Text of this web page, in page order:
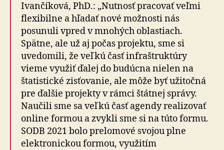
Ivančíková, PhD.: „Nutnosť pracovať veľmi
flexibilne a hľadať nové možnosti nás
posunuli vpred v mnohých oblastiach.
Spätne, ale už aj počas projektu, sme si
uvedomili, že veľkú časť infraštruktúry
vieme využiť ďalej do budúcna nielen na
štatistické zisťovanie, ale môže byť užitočná
pre ďalšie projekty v rámci štátnej správy.
Naučili sme sa veľkú časť agendy realizovať
online formou a zvykli sme si na túto formu.
SODB 2021 bolo prelomové svojou plne
elektronickou formou, využitím